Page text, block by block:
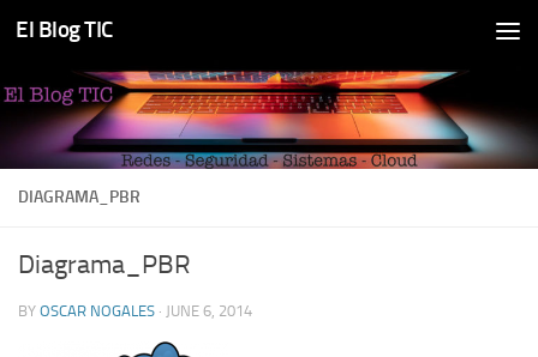
Skip to content
El Blog TIC
DIAGRAMA_PBR
Diagrama_PBR
BY OSCAR NOGALES · JUNE 6, 2014